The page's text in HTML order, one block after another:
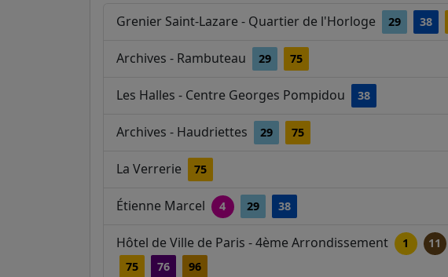
Grenier Saint-Lazare - Quartier de l'Horloge 29 38
Archives - Rambuteau 29 75
Les Halles - Centre Georges Pompidou 38
Archives - Haudriettes 29 75
La Verrerie 75
Étienne Marcel 4 29 38
Hôtel de Ville de Paris - 4ème Arrondissement 1 11
75
76 96